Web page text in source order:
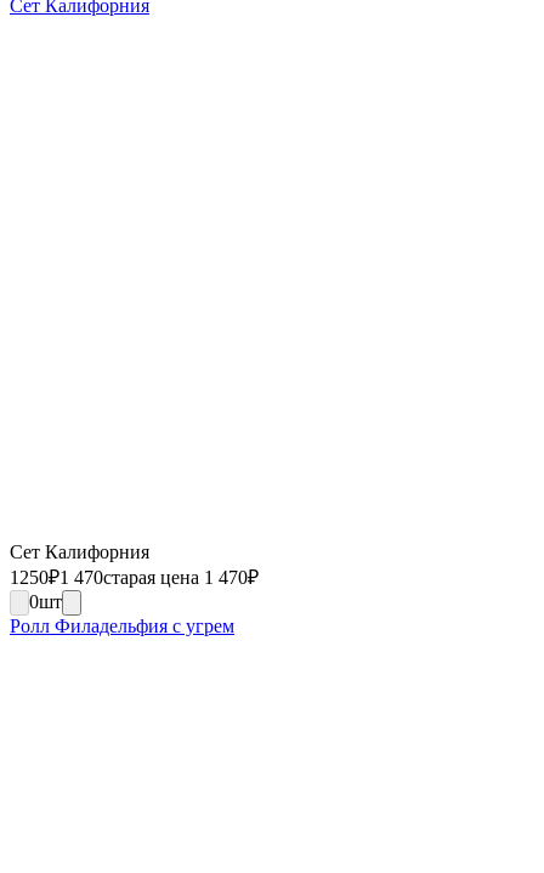
Сет Калифорния
Сет Калифорния
1250₽1 470старая цена 1 470₽
0шт
Ролл Филадельфия с угрем